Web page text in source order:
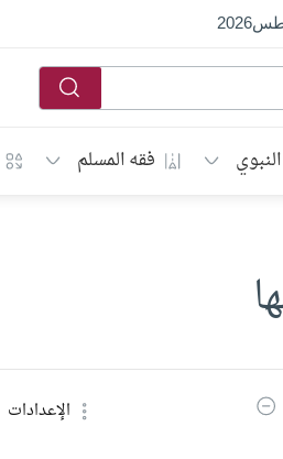
2026
فقه المسلم
تقليل حجم الخط الإعدادات